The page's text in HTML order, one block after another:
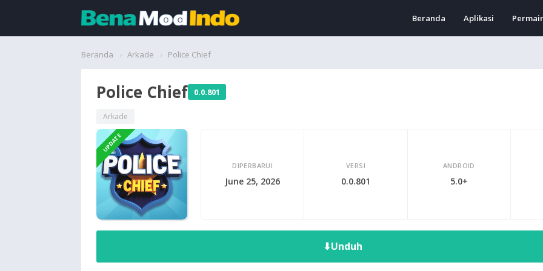
Beranda Aplikasi
Beranda Arkade Police Chief
Police Chief 0.0.801
Arkade
UPDATE
DIPERBARUI
June 25, 2026
VERSI
0.0.801
ANDROID
5.0+
⬇Unduh